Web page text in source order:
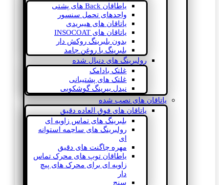
یاطاقان Back های پشتی
واحدهای تحمل سنسور
یاتاقان های هیبریدی
یاتاقان های INSOCOAT
بدون بلبرینگ روکش دار
بلبرینگ با روغن جامد
رولبرینگ های دنبال شده
غلتک بادامک
غلتک های پشتیبانی
نیدل بیرینگ گوشکوبی
یاتاقان های نصب شده
یاتاقان های فوق العاده دقیق
بلبرینگ های تماس زاویه ای
رولبرینگ های ساچمه استوانه
ای
مهره چاگنت های دقیق
یاطاقان توپ های محرک تماس
زاویه ای برای محرک های پیچ
دار
سنج